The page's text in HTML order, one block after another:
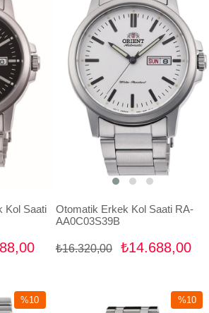
Kol Saati
%10İndirim
Otomatik Erkek Kol Saati RA-
AA0C03S39B
₺14.688,00
₺16.320,00
%10
%10